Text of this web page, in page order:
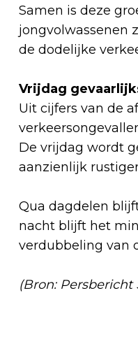
Samen is deze
jongvolwassenen
de dodelijke
Vrijdag
Uit cijfers van de
De vrijdag wordt
aanzienlijk
Qua dagdelen
nacht blijft het
verdubbeling van
(Bron: Persbericht